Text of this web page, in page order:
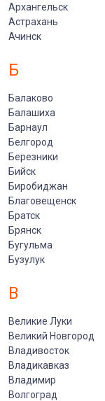
Архангельск
Астрахань
Ачинск
Б
Балаково
Балашиха
Барнаул
Белгород
Березники
Бийск
Биробиджан
Благовещенск
Братск
Брянск
Бугульма
Бузулук
В
Великие Луки
Великий Новгород
Владивосток
Владикавказ
Владимир
Волгоград